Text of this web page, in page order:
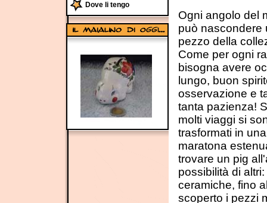
Dove li tengo
Ogni angolo del
può nascondere
pezzo della
Come per ogni
bisogna avere
lungo, buon
osservazione e
tanta pazienza!
molti viaggi si
trasformati in una
maratona
trovare un pig
possibilità di
ceramiche, fino
scoperto i pezzi